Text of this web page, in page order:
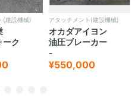
(建設機械)
ーク
アタッチメント(建設機械)
オカダアイヨン
油圧ブレーカー
-
¥550,000